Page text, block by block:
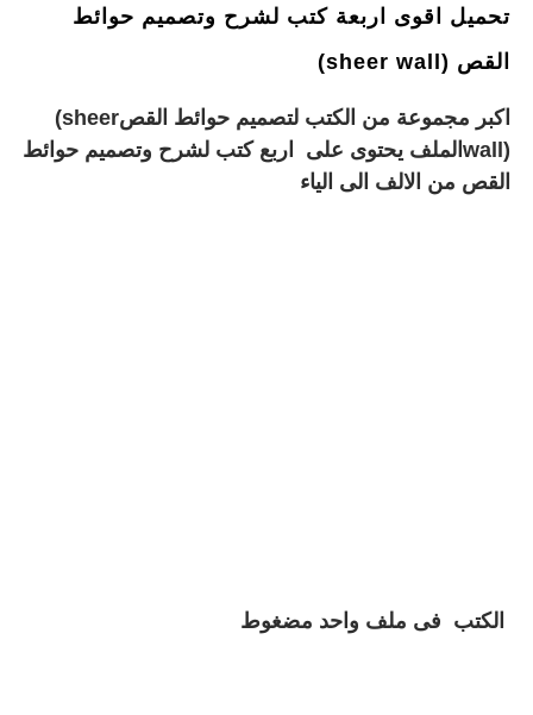
تحميل اقوى اربعة كتب لشرح وتصميم حوائط
القص (sheer wall)
اكبر مجموعة من الكتب لتصميم حوائط القص(sheer
wall)الملف يحتوى على
اربع كتب لشرح وتصميم حوائط
القص من الالف الى الياء
الكتب فى ملف واحد مضغوط